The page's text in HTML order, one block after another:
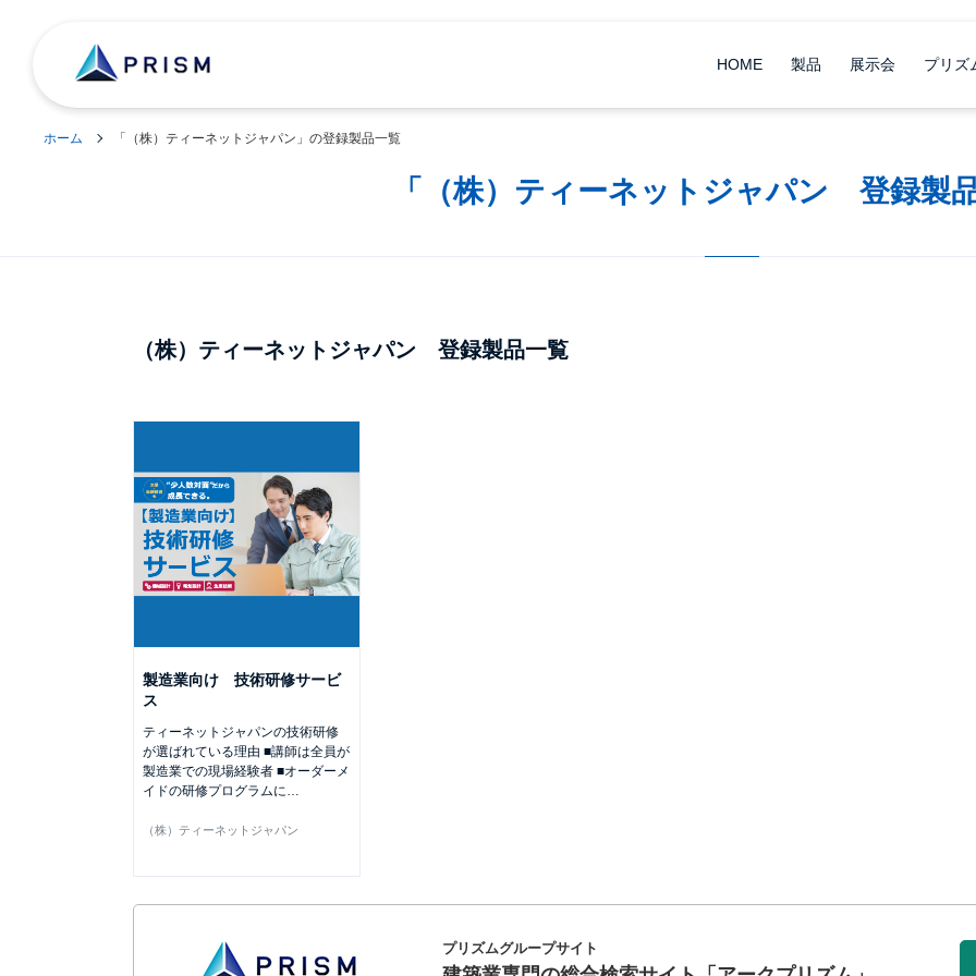
HOME 製品 展示会 プリズ
ホーム 「（株）ティーネットジャパン」の登録製品一覧
「（株）ティーネットジャパン 登録製品
（株）ティーネットジャパン 登録製品一覧
製造業向け 技術研修サービ
ス
ティーネットジャパンの技術研修
が選ばれている理由 ■講師は全員が
製造業での現場経験者 ■オーダーメ
イドの研修プログラムに…
（株）ティーネットジャパン
プリズムグループサイト